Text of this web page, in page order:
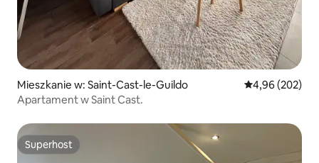
Mieszkanie w: Saint-Cast-le-Guildo Średnia
4,96 (202)
Apartament w Saint Cast.
Superhost
Superhost